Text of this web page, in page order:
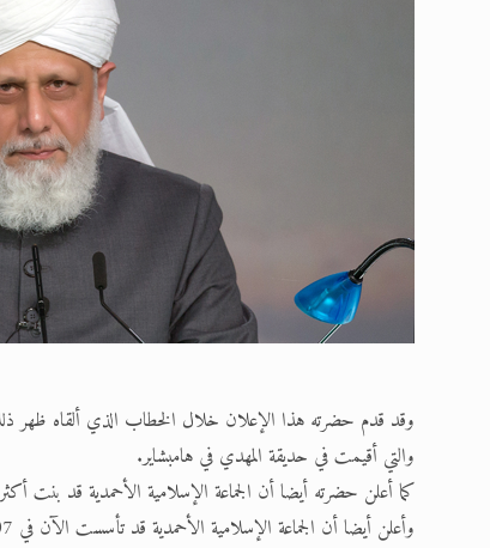
وقد قدم حضرته هذا الإعلان خلال الخطاب الذي ألقاه ظهر ذلك
والتي أقيمت في حديقة المهدي في هامبشاير.
كما أعلن حضرته أيضا أن الجماعة الإسلامية الأحمدية قد بنت أكثر من 400 مسجد جديد في جميع أنحاء العالم خلال
وأعلن أيضا أن الجماعة الإسلامية الأحمدية قد تأسست الآن في 207 بلدا في العالم، كما قد ترجمت القرآن الكريم حتى الآن إلى 74 لغة.